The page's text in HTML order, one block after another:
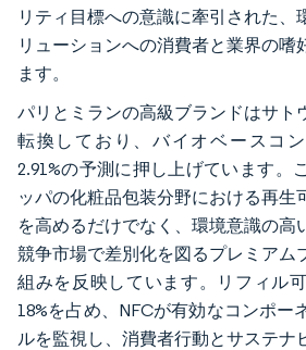
リティ目標への意識に牽引された、
リューションへの消費者と業界の嗜
ます。
パリとミランの高級ブランドはサト
転換しており、バイオベースコ
2.91%の予測に押し上げています。
ッパの化粧品包装分野における再生
を高めるだけでなく、環境意識の高
競争市場で差別化を図るプレミアム
組みを反映しています。リフィル
18%を占め、NFCが有効なコンポー
ルを監視し、消費者行動とサステナ